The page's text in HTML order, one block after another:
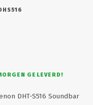
GELEVERD!
DHT-S516 Soundbar